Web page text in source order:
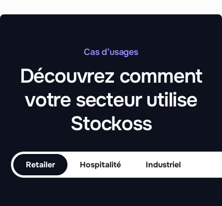
Cas d’usages
Découvrez comment
votre secteur utilise
Stockoss
Retailer Hospitalité Industriel